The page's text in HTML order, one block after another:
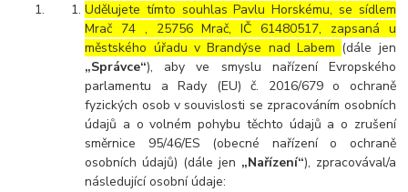
Udělujete tímto souhlas Pavlu Horskému, se sídlem
Mrač 74 , 25756 Mrač, IČ 61480517, zapsaná u
městského úřadu v Brandýse nad Labem (dále jen
„Správce“), aby ve smyslu nařízení Evropského
parlamentu a Rady (EU) č. 2016/679 o ochraně
fyzických osob v souvislosti se zpracováním osobních
údajů a o volném pohybu těchto údajů a o zrušení
směrnice 95/46/ES (obecné nařízení o ochraně
osobních údajů) (dále jen „Nařízení“), zpracovával/a
následující osobní údaje: